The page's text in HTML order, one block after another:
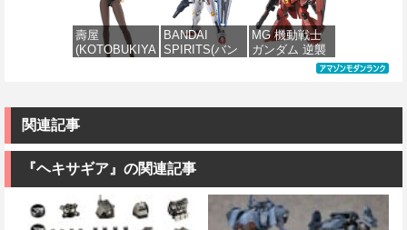
(機動戦士ガン
価格：¥2,982
グ 1/144スケー
ル 色分け済み
プラモデル
イ 1/144スケー
ル 色分け済み
プラモデル
パルド 1/144ス
ケール 色分け
済みプラモデ
ル
壽屋
(KOTOBUKIYA
I〈Bunny
Style〉 全高約
ケール プラモ
デル
価格：¥11,000
BANDAI
SPIRITS(バン
機動戦士ガン
アリアル 1/100
スケール 色分
け済みプラモ
デル
価格：¥4,280
MG 機動戦士
ガンダム 逆襲
のシャア MSN-
ケール 色分け
関連記事
『ヘキサギア』の関連記事